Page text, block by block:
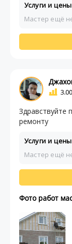
Услуги и цены
Мастер ещё
3.00
Здравствуйте
ремонту
Услуги и цены
Мастер ещё
Фото работ